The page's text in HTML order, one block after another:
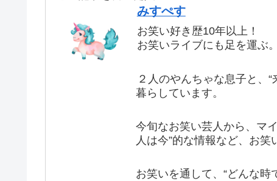
みすぺす
お笑い好き歴10年以上！
お笑いライブにも足を運ぶ。
２人のやんちゃな息子と、
暮らしています。
今旬なお笑い芸人から、マ
人は今”的な情報など、お笑
お笑いを通して、“どんな時